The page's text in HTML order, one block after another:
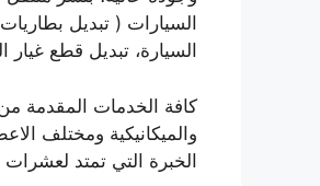
السيارات ( تبديل
السيارة، تبديل قطع غيار
كافة الخدمات المقدمة
والميكانيكية ومختلف
الخبرة التي تمتد